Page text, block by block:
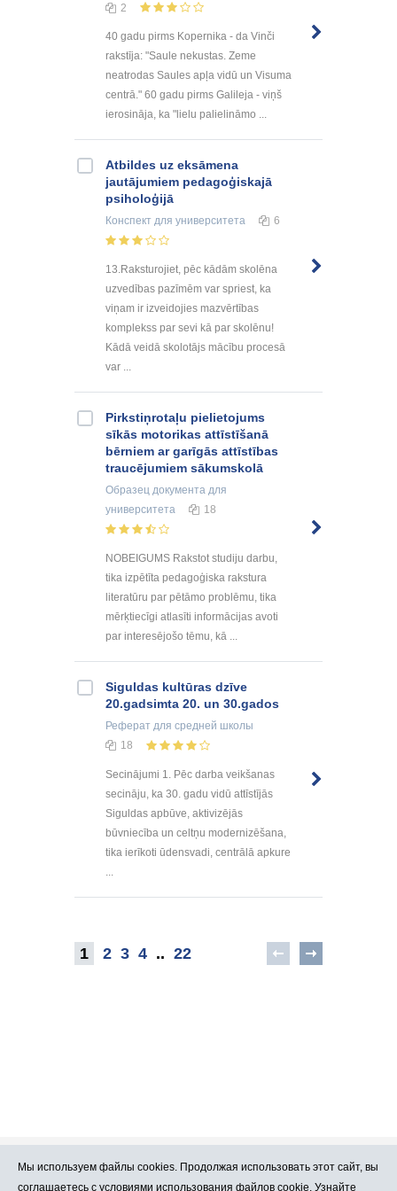
2
40 gadu pirms Kopernika - da Vinči
rakstīja: "Saule nekustas. Zeme
neatrodas Saules apļa vidū un Visuma
centrā." 60 gadu pirms Galileja - viņš
ierosināja, ka "lielu palielināmo ...
Atbildes uz eksāmena
jautājumiem pedagoģiskajā
psiholoģijā
Конспект для университета 6
13.Raksturojiet, pēc kādām skolēna
uzvedības pazīmēm var spriest, ka
viņam ir izveidojies mazvērtības
komplekss par sevi kā par skolēnu!
Kādā veidā skolotājs mācību procesā
var ...
Pirkstiņrotaļu pielietojums
sīkās motorikas attīstīšanā
bērniem ar garīgās attīstības
traucējumiem sākumskolā
Образец документа для
университета
18
NOBEIGUMS Rakstot studiju darbu,
tika izpētīta pedagoģiska rakstura
literatūru par pētāmo problēmu, tika
mērķtiecīgi atlasīti informācijas avoti
par interesējošo tēmu, kā ...
Siguldas kultūras dzīve
20.gadsimta 20. un 30.gados
Реферат для средней школы
18
Secinājumi 1. Pēc darba veikšanas
secināju, ka 30. gadu vidū attīstījās
Siguldas apbūve, aktivizējās
būvniecība un celtņu modernizēšana,
tika ierīkoti ūdensvadi, centrālā apkure
...
1 2 3 4 .. 22
Про Atlants.lv Реклама
Мы используем файлы cookies. Продолжая использовать этот сайт, вы
соглашаетесь с условиями использования файлов cookie. Узнайте